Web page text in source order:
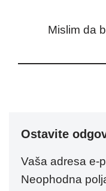
Mislim da
Ostavite
Vaša adresa e-
Neophodna